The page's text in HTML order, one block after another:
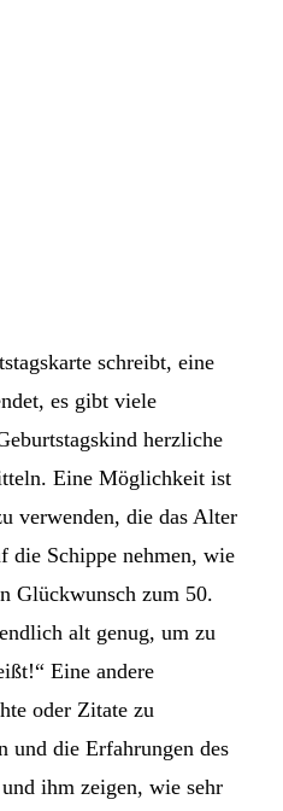
schreibt, eine
es gibt viele
herzliche
Eine Möglichkeit ist
verwenden, die das Alter
die Schippe nehmen, wie
Glückwunsch zum 50.
alt genug, um zu
Eine andere
oder Zitate zu
und die Erfahrungen des
ihm zeigen, wie sehr